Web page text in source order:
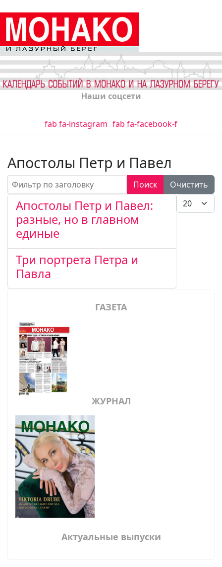
Наши соцсети
fab fa-instagram fab fa-facebook-f
Апостолы Петр и Павел
Фильтр по заголовку Поиск
Очистить
Кол-во
Апостолы Петр и Павел:
разные, но в главном
единые
Три портрета Петра и
Павла
ГАЗЕТА
ЖУРНАЛ
Актуальные выпуски